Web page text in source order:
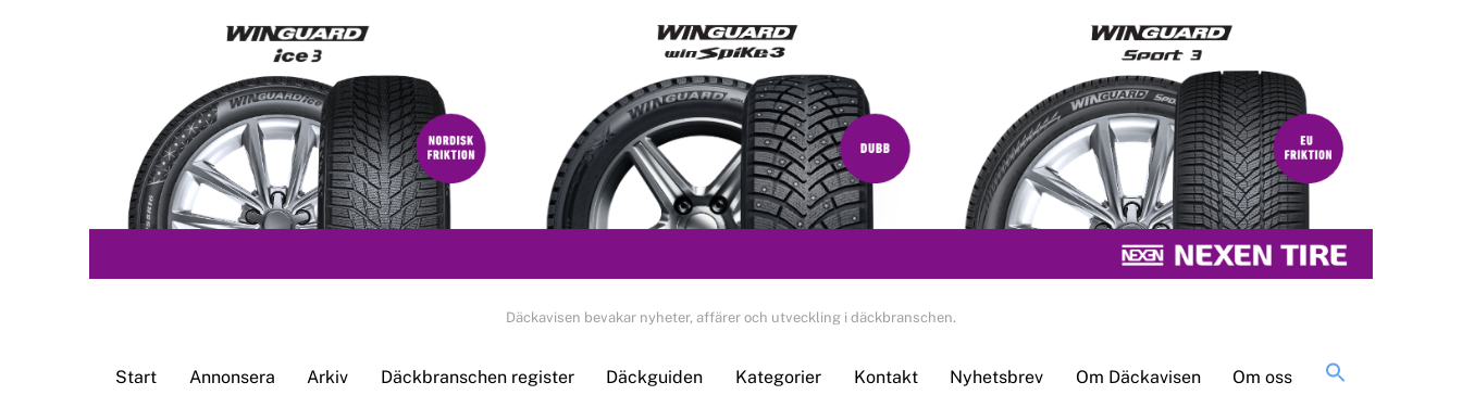
Däckavisen bevakar nyheter, affärer och utveckling i däckbranschen.
Start Annonsera Arkiv Däckbranschen register Däckguiden Kategorier Kontakt Nyhetsbrev Om Däckavisen Om oss